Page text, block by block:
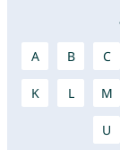
A B C
K L M
U